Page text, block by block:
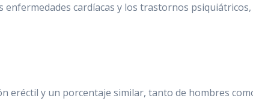
cardíacas y los trastornos
eréctil y un porcentaje similar, tanto de hombres